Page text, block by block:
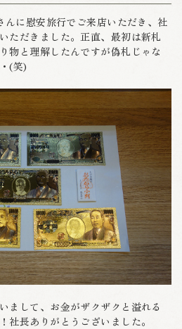
んに慰安旅行でご来店いただき、社
ただきました。正直、最初は新札
物と理解したんですが偽札じゃな
(笑)
まして、お金がザクザクと溢れる
社長ありがとうございました。